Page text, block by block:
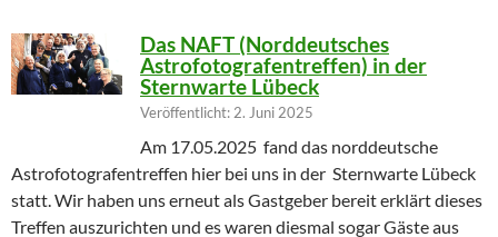
Das NAFT (Norddeutsches
Astrofotografentreffen) in der
Sternwarte Lübeck
Veröffentlicht: 2. Juni 2025
Am 17.05.2025 fand das norddeutsche
Astrofotografentreffen hier bei uns in der Sternwarte Lübeck
statt. Wir haben uns erneut als Gastgeber bereit erklärt dieses
Treffen auszurichten und es waren diesmal sogar Gäste aus